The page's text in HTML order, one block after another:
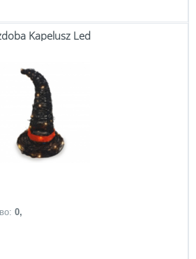
Kapelusz Led
0,